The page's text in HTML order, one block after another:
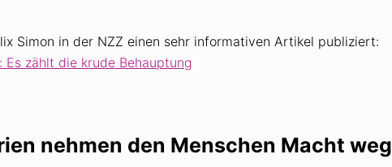
Simon in der NZZ einen sehr informativen Artikel publiziert:
zählt die krude Behauptung
nehmen den Menschen Macht weg